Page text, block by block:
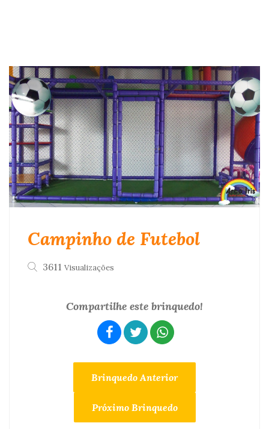
Campinho de Futebol
3611 Visualizações
Compartilhe este brinquedo!
Brinquedo Anterior
Próximo Brinquedo